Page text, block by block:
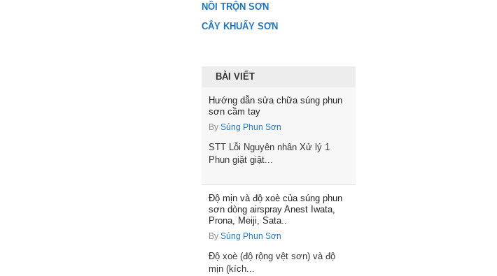
NỒI TRỘN SƠN
CÂY KHUẤY SƠN
BÀI VIẾT
Hướng dẫn sửa chữa súng phun
sơn cầm tay
By Súng Phun Sơn
STT Lỗi Nguyên nhân Xử lý 1
Phun giật giật...
Độ mịn và độ xoè của súng phun
sơn dòng airspray Anest Iwata,
Prona, Meiji, Sata..
By Súng Phun Sơn
Độ xoè (độ rộng vệt sơn) và độ
mịn (kích...